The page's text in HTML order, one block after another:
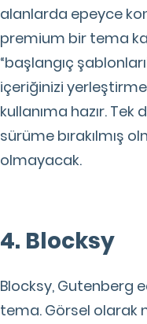
alanlarda epeyce
premium bir tema
“başlangıç
içeriğinizi
kullanıma hazır.
sürüme bırakılmış
olmayacak.
4. Blocksy
Blocksy, Gutenberg
tema. Görsel olarak